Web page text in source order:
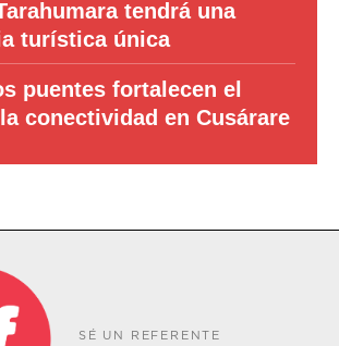
tendrá una
turística única
puentes fortalecen el
conectividad en Cusárare
SÉ UN REFERENTE